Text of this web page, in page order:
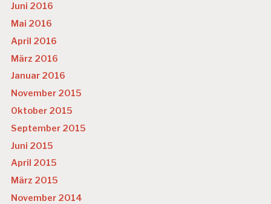
Juni 2016
Mai 2016
April 2016
März 2016
Januar 2016
November 2015
Oktober 2015
September 2015
Juni 2015
April 2015
März 2015
November 2014